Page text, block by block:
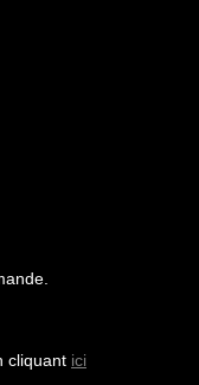
cliquant ici